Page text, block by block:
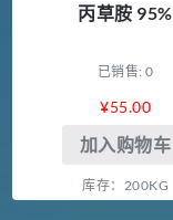
丙草胺 95%
已销售: 0
¥55.00
加入购物车
库存：200KG